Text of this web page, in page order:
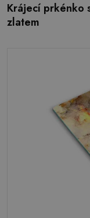
Krájecí prkénko
zlatem